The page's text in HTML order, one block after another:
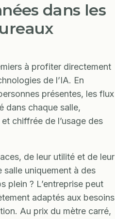
dans les
à profiter directement
de l’IA. En
présentes, les flux
dans chaque salle,
chiffrée de l’usage des
de leur utilité et de leur
salle uniquement à des
plein ? L’entreprise peut
adaptés aux besoins
Au prix du mètre carré,